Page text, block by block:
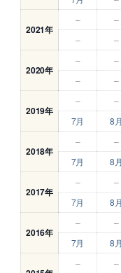
2021年
– –
–
–
2020年
– –
–
–
2019年
– –
7月
8月
2018年
– –
7月
8月
2017年
– –
7月
8月
2016年
– –
7月
8月
– –